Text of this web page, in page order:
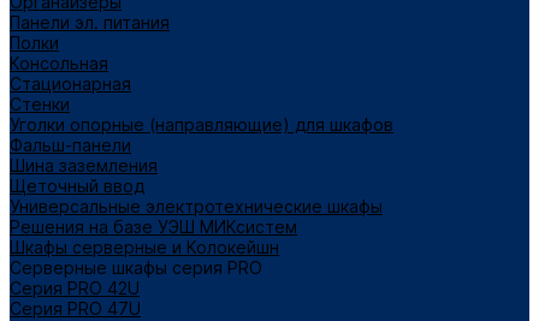
Панели эл. питания
Полки
Консольная
Стационарная
Стенки
Уголки опорные (направляющие) для шкафов
Фальш-панели
Шина заземления
Щеточный ввод
Универсальные электротехнические шкафы
Решения на базе УЭШ МИКсистем
Шкафы серверные и Колокейшн
Серверные шкафы серия PRO
Серия PRO 42U
Серия PRO 47U